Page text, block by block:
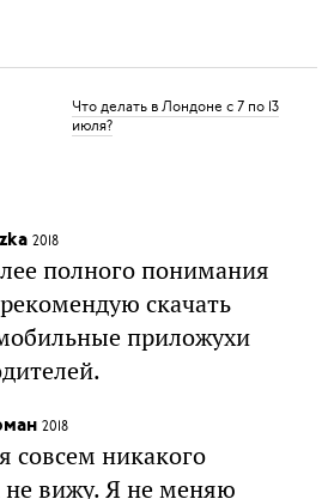
Что делать в Лондоне с 7 по 13
июля?
2018
полного понимания
скачать
приложухи
2018
совсем никакого
вижу. Я не меняю